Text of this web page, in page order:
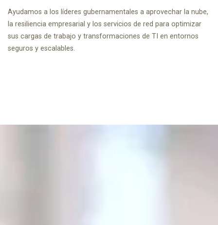
Ayudamos a los líderes gubernamentales a aprovechar la nube,
la resiliencia empresarial y los servicios de red para optimizar
sus cargas de trabajo y transformaciones de TI en entornos
seguros y escalables.